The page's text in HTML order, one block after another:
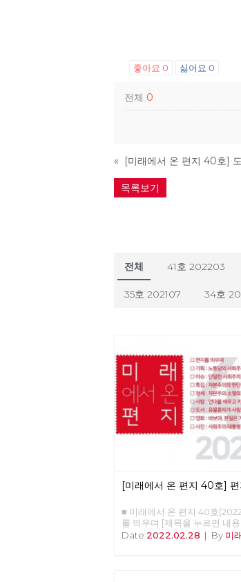
좋아요 0 싫어요 0
전체 0
«
목록보기
전체 41호 202203
35호 202107 34호
[미래에서 온 편지 40호] 편
■ 미래에서 온 편지 40호
를 띄우며 [제목을 누르면 내
니다.] □ 편지를 띄우며 □ 기획
Date 2022.02.28 | By 미